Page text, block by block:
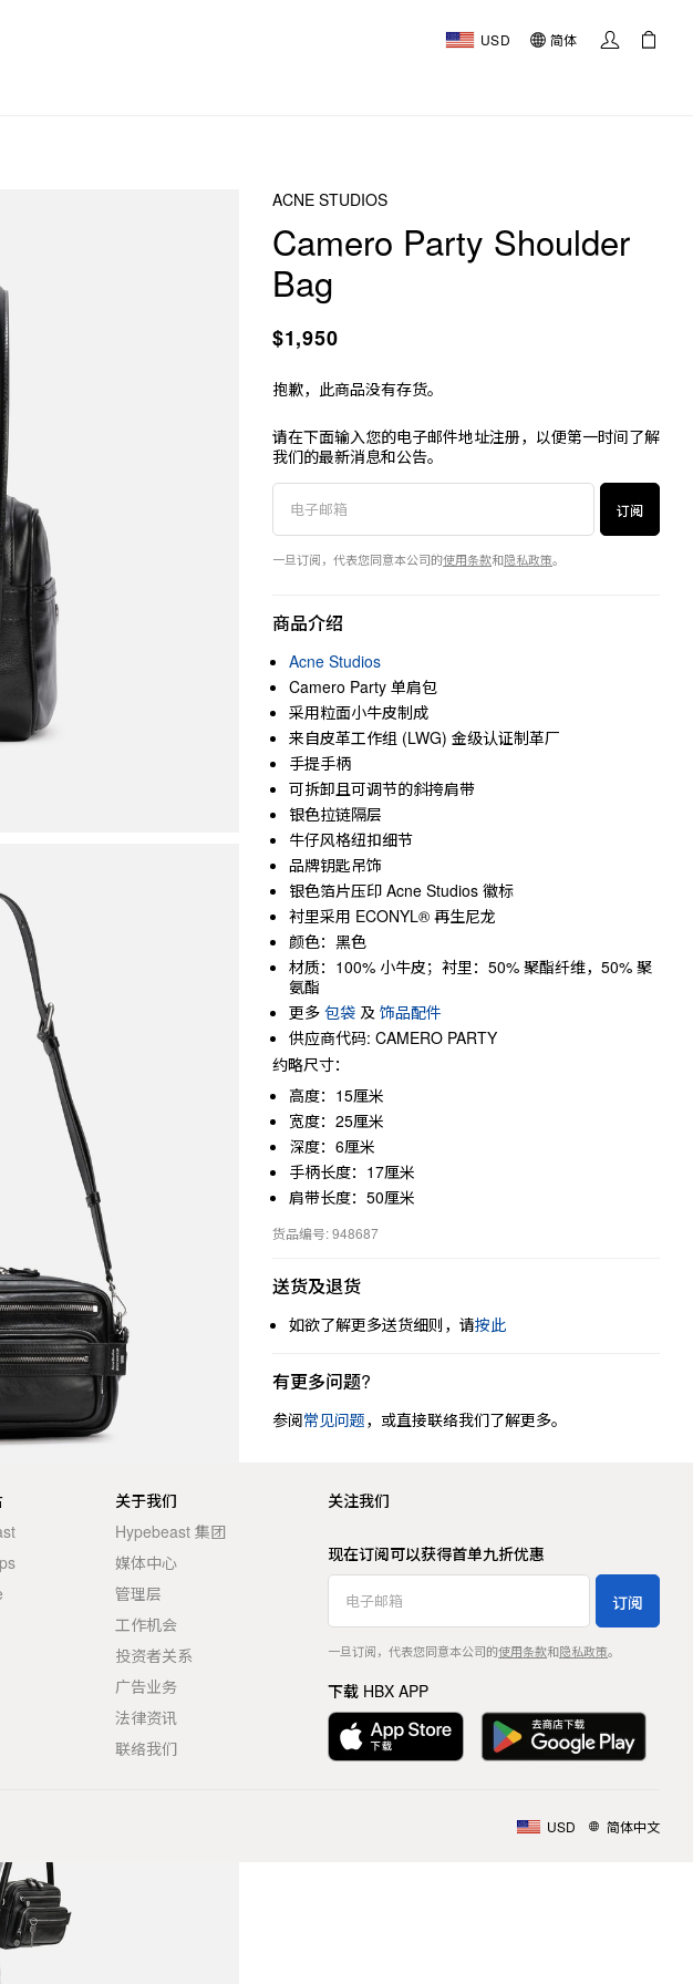
USD 简体
ACNE STUDIOS
Camero Party Shoulder
Bag
$1,950
抱歉，此商品没有存货。
请在下面输入您的电子邮件地址注册，以便第一时间了解
我们的最新消息和公告。
订阅
一旦订阅，代表您同意本公司的使用条款和隐私政策。
商品介绍
Acne Studios
Camero Party 单肩包
采用粒面小牛皮制成
来自皮革工作组 (LWG) 金级认证制革厂
手提手柄
可拆卸且可调节的斜挎肩带
银色拉链隔层
牛仔风格纽扣细节
品牌钥匙吊饰
银色箔片压印 Acne Studios 徽标
衬里采用 ECONYL® 再生尼龙
颜色：黑色
材质：100% 小牛皮；衬里：50% 聚酯纤维，50% 聚
氨酯
更多 包袋 及 饰品配件
供应商代码: CAMERO PARTY
约略尺寸：
高度：15厘米
宽度：25厘米
深度：6厘米
手柄长度：17厘米
肩带长度：50厘米
货品编号: 948687
送货及退货
如欲了解更多送货细则，请按此
有更多问题?
参阅常见问题，或直接联络我们了解更多。
关于我们
Hypebeast 集团
媒体中心
管理层
工作机会
投资者关系
广告业务
法律资讯
联络我们
关注我们
现在订阅可以获得首单九折优惠
订阅
一旦订阅，代表您同意本公司的使用条款和隐私政策。
下载 HBX APP
USD 简体中文